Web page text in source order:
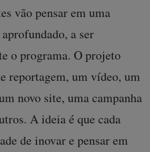
vão pensar em uma
a ser
o programa. O projeto
reportagem, um vídeo, um
novo site, uma campanha
A ideia é que cada
de inovar e pensar em